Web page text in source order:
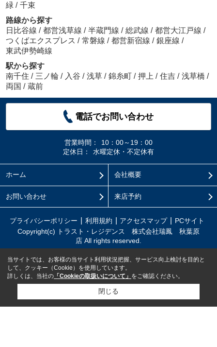
緑 / 千束
路線から探す
日比谷線 / 都営浅草線 / 半蔵門線 / 総武線 / 都営大江戸線 /
つくばエクスプレス / 常磐線 / 都営新宿線 / 銀座線 /
東武伊勢崎線
駅から探す
南千住 / 三ノ輪 / 入谷 / 浅草 / 錦糸町 / 押上 / 住吉 / 浅草橋 /
両国 / 蔵前
電話でお問い合わせ
営業時間：
10：00～19：00
定休日：
水曜定休・不定休有
ホーム 会社概要
お問い合わせ 来店予約
プライバシーポリシー 利用規約 アクセスマップ
PCサイト
Copyright(c) トラスト・レジデンス 株式会社瑞鳳 秋葉原
店 All rights reserved.
当サイトでは、お客様の当サイト利用状況把握、サービス向上検討を目的と
して、クッキー（Cookie）を使用しています。
詳しくは、当社の 「Cookieの取扱いについて」 をご確認ください。
閉じる